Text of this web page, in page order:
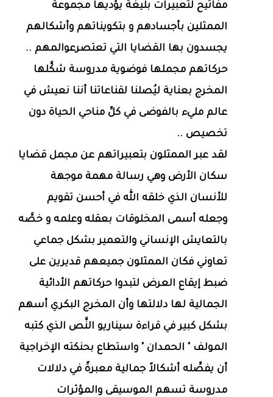
مفاتيح لتعبيرات بليغة يؤديها مجموعة
الممثلين بأجسادهم و بتكويناتهم وأشكالهم
يجسدون بها القضايا التي تعتصرعوالمهم ..
حركاتهم مجملها فوضوية مدروسة شكَّلها
المخرج بعناية ليُصلنا لقناعاتنا أننا نعيش في
عالم مليء بالفوضى في كلِّ مناحي الحياة دون
تخصيص ..
لقد عبر الممثلون بتعبيراتهم عن مجمل قضايا
سكان الأرض وهي رسالة مهمة موجهة
للأنسان الذي خلقه الله في أحسن تقويم
وجعله أسمى المخلوقات بعقله وعلمه و خصَّه
بالتعايش الإنساني والتعمير بشكل جماعي
تعاوني فكان الممثلون جميعهم قديرين على
ضبط إيقاع العرض لتبدوا حركاتهم الأدائية
الجمالية لها دلالتها وأن المخرج البكري أسهم
بشكل كبير في قراءة سيناريو النَّص الذي كتبه
المولف " الحمدان " واستطاع بحنكته الإخراجية
أن يفصِّله أشكالاً جمالية معبرةً في دلالات
مدروسة تسهم الموسيقى والمؤثرات